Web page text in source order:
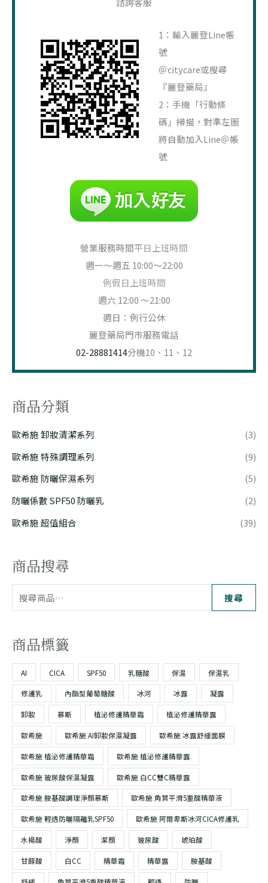
1：輸入麗登Line帳
號
＠citycare或搜尋
『麗登藥局』
2：手機「行動條
碼」掃描，對準左圖
將自動加入Line＠帳
號
營業服務時間平日上班時間
週一～週五 10:00～22:00
例假日上班時間
週六 12:00 ～21:00
週日：例行公休
麗登藥局門市服務電話
02-28881414分機10、11、12
商品分類
歐希施 卸妝清潔系列
(3)
歐希施 特殊調理系列
(9)
歐希施 防曬保濕系列
(5)
防曬係數 SPF50 防曬乳
(2)
歐希施 超值組合
(39)
商品搜尋
搜尋
商品標籤
AI CICA SPF50 乳糖酸 保濕 保濕乳
修護乳 內酯型葡萄糖酸 冰河 冰露 凝露
卸妝 慕斯 植泌修護精華霜 植泌修護精華露
歐希施 歐希施 AI卸妝保濕凝露 歐希施 冰露舒緩面膜
歐希施 植泌修護精華霜 歐希施 植泌修護精華露
歐希施 玻尿酸保濕凝露 歐希施 白CC雙C精華露
歐希施 胺基酸調理淨顏慕斯 歐希施 角質平滑5重酸精華液
歐希施 輕透防曬隔離乳SPF50 歐希施 阿爾卑斯冰河CICA修護乳
水楊酸 淨顏 潔顏 玻尿酸 琥珀酸
甘醇酸 白CC 精華霜 精華露 胺基酸